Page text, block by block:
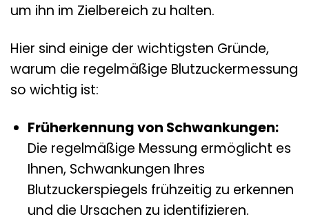
um ihn im Zielbereich zu halten.
Hier sind einige der wichtigsten Gründe,
warum die regelmäßige Blutzuckermessung
so wichtig ist:
Früherkennung von Schwankungen:
Die regelmäßige Messung ermöglicht es
Ihnen, Schwankungen Ihres
Blutzuckerspiegels frühzeitig zu erkennen
und die Ursachen zu identifizieren.